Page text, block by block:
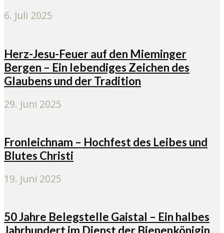
6. Juli 2025
Herz-Jesu-Feuer auf den Mieminger
Bergen – Ein lebendiges Zeichen des
Glaubens und der Tradition
29. Juni 2025
Fronleichnam – Hochfest des Leibes und
Blutes Christi
19. Juni 2025
50 Jahre Belegstelle Gaistal – Ein halbes